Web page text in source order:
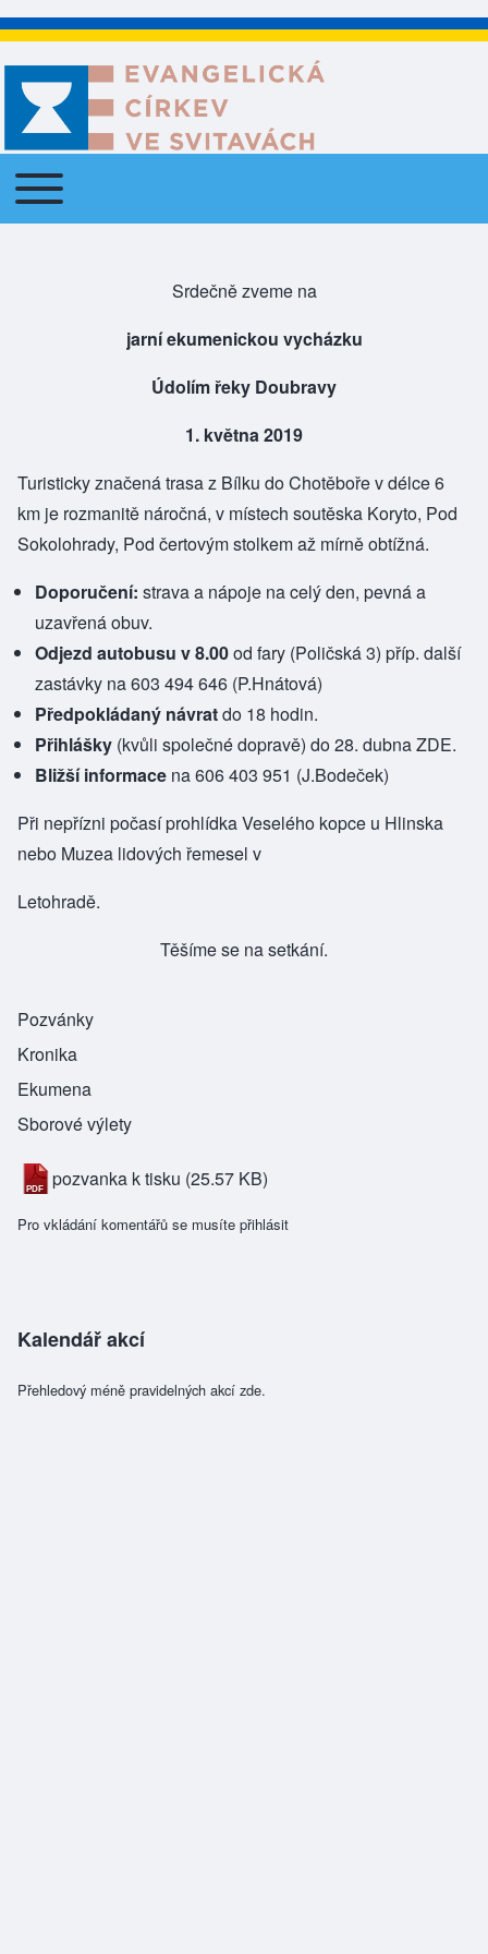
Main navigation
Toggle main menu
Srdečně zveme na
jarní ekumenickou vycházku
Údolím řeky Doubravy
1. května 2019
Turisticky značená trasa z Bílku do Chotěboře v délce 6
km je rozmanitě náročná, v místech soutěska Koryto, Pod
Sokolohrady, Pod čertovým stolkem až mírně obtížná.
Doporučení: strava a nápoje na celý den, pevná a
uzavřená obuv.
Odjezd autobusu v 8.00od fary (Poličská 3) příp. další
zastávky na 603 494 646 (P.Hnátová)
Předpokládaný návratdo 18 hodin.
Přihlášky (kvůli společné dopravě) do 28. dubnaZDE.
Bližší informace na 606 403 951 (J.Bodeček)
Při nepřízni počasí prohlídka Veselého kopce u Hlinska
nebo Muzea lidových řemesel v
Letohradě.
Těšíme se na setkání.
Pozvánky
Kronika
Ekumena
Sborové výlety
pozvanka k tisku (25.57 KB)
Pro vkládání komentářů se musíte přihlásit
Kalendář akcí
Přehledový méně pravidelných akcí zde.